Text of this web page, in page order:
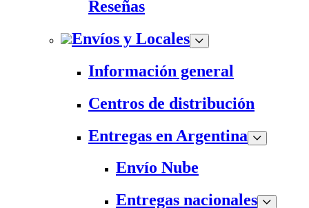
Reseñas
Envíos y Locales
Información general
Centros de distribución
Entregas en Argentina
Envío Nube
Entregas nacionales